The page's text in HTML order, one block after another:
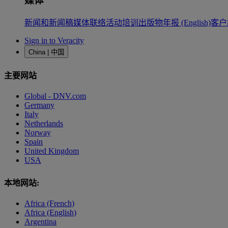
新闻和新闻稿媒体联络活动培训 出版物年报 (English)客
Sign in to Veracity
China | 中国
主要网站
Global - DNV.com
Germany
Italy
Netherlands
Norway
Spain
United Kingdom
USA
本地网站:
Africa (French)
Africa (English)
Argentina